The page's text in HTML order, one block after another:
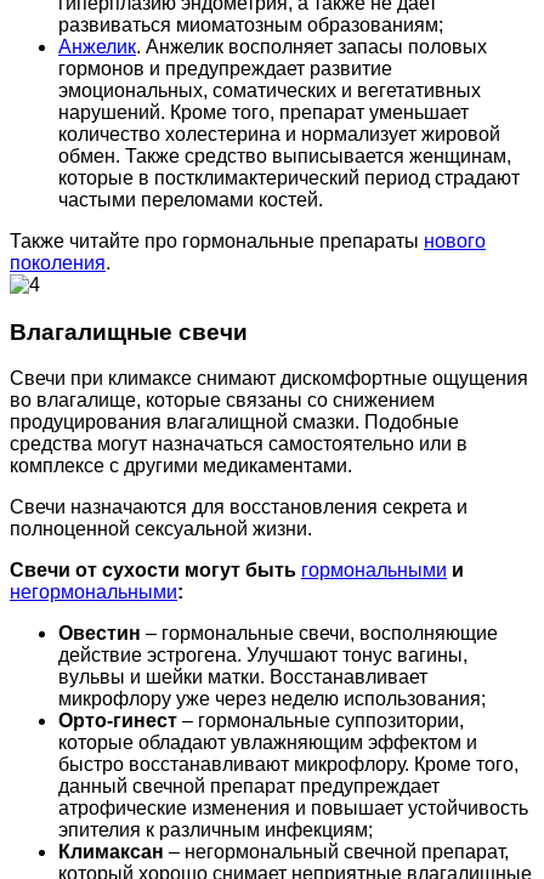
развиваться миоматозным образованиям;
Анжелик. Анжелик восполняет запасы половых
гормонов и предупреждает развитие
эмоциональных, соматических и вегетативных
нарушений. Кроме того, препарат уменьшает
количество холестерина и нормализует жировой
обмен. Также средство выписывается женщинам,
которые в постклимактерический период страдают
частыми переломами костей.
Также читайте про гормональные препараты нового
поколения.
Влагалищные свечи
Свечи при климаксе снимают дискомфортные ощущения
во влагалище, которые связаны со снижением
продуцирования влагалищной смазки. Подобные
средства могут назначаться самостоятельно или в
комплексе с другими медикаментами.
Свечи назначаются для восстановления секрета и
полноценной сексуальной жизни.
Свечи от сухости могут быть гормональными и
негормональными:
Овестин – гормональные свечи, восполняющие
действие эстрогена. Улучшают тонус вагины,
вульвы и шейки матки. Восстанавливает
микрофлору уже через неделю использования;
Орто-гинест – гормональные суппозитории,
которые обладают увлажняющим эффектом и
быстро восстанавливают микрофлору. Кроме того,
данный свечной препарат предупреждает
атрофические изменения и повышает устойчивость
эпителия к различным инфекциям;
Климаксан – негормональный свечной препарат,
который хорошо снимает неприятные влагалищные